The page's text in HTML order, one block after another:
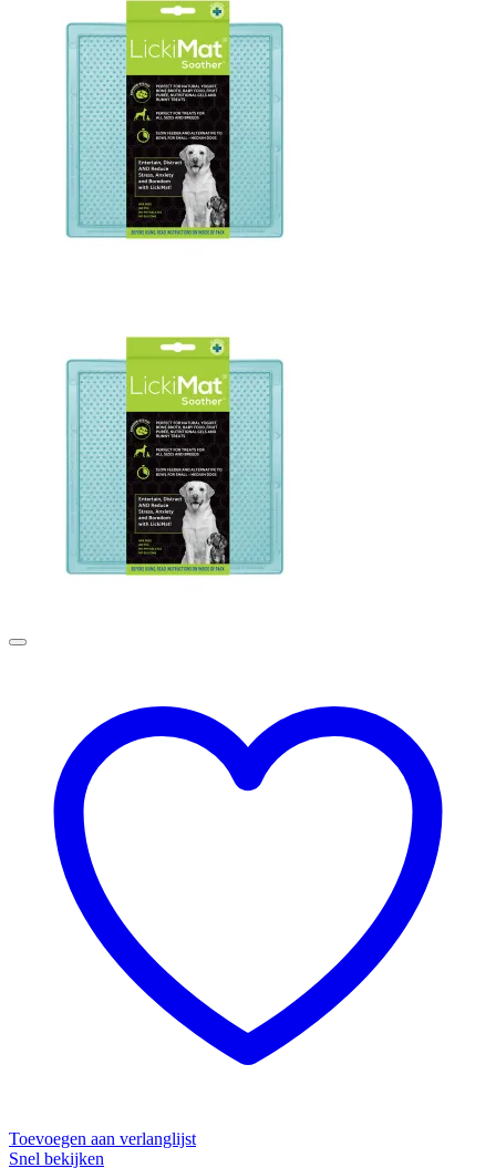
Toevoegen aan verlanglijst
Snel bekijken